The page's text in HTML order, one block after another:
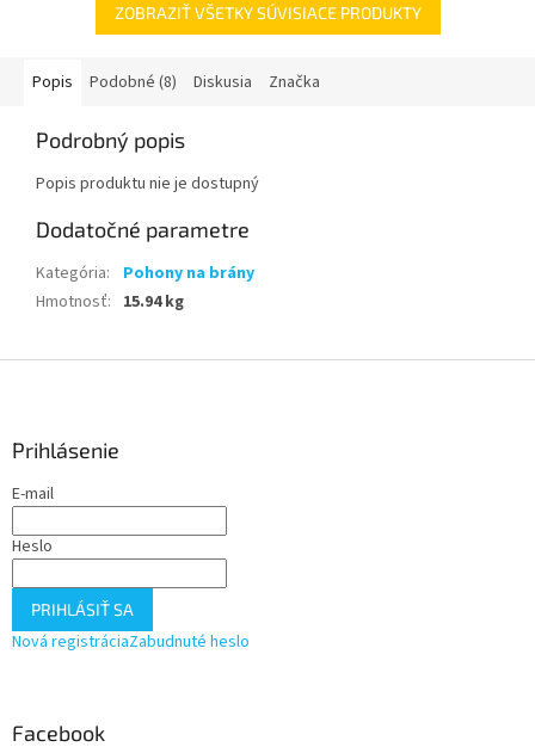
ZOBRAZIŤ VŠETKY SÚVISIACE PRODUKTY
Popis Podobné (8) Diskusia Značka
Podrobný popis
Popis produktu nie je dostupný
Dodatočné parametre
Kategória:
Pohony na brány
Hmotnosť: 15.94 kg
Prihlásenie
E-mail
Heslo
PRIHLÁSIŤ SA
Nová registráciaZabudnuté heslo
Facebook